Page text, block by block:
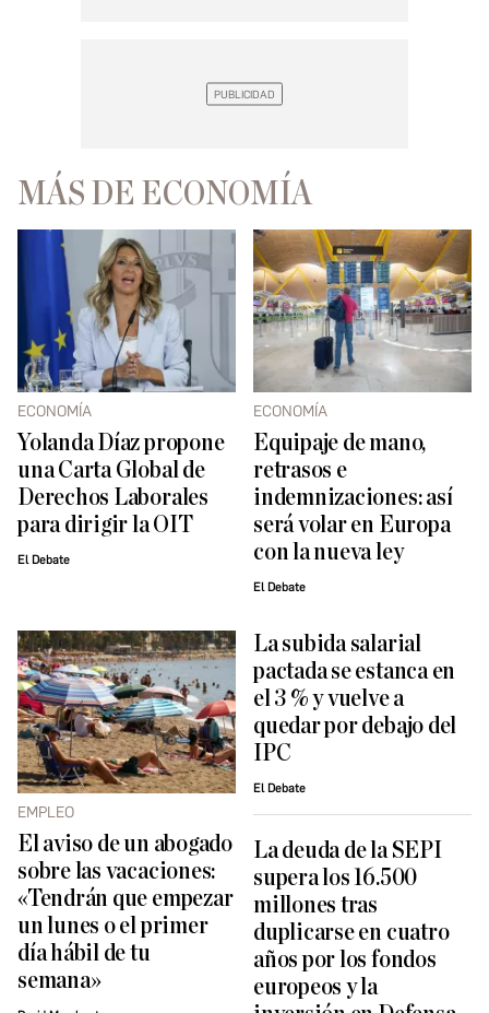
MÁS DE ECONOMÍA
ECONOMÍA
Yolanda Díaz propone
una Carta Global de
Derechos Laborales
para dirigir la OIT
El Debate
ECONOMÍA
Equipaje de mano,
retrasos e
indemnizaciones: así
será volar en Europa
con la nueva ley
El Debate
EMPLEO
El aviso de un abogado
sobre las vacaciones:
«Tendrán que empezar
un lunes o el primer
día hábil de tu
semana»
La subida salarial
pactada se estanca en
el 3 % y vuelve a
quedar por debajo del
IPC
El Debate
La deuda de la SEPI
supera los 16.500
millones tras
duplicarse en cuatro
años por los fondos
europeos y la